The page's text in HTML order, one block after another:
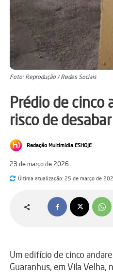
Foto: Reprodução / Redes Sociais
Prédio de cinco
risco de
Redação Multimídia ESHOJE
23 de março de 2026
Última atualização: 25 de março de
Um edifício de cinco
Guaranhus, em Vila Velha,